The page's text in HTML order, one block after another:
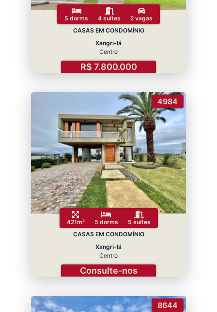
5 dorms 4 suítes
2 vagas
CASAS EM CONDOMÍNIO
Xangri-lá
Centro
R$ 7.800.000
4984
421m² 5 dorms
5 suítes
CASAS EM CONDOMÍNIO
Xangri-lá
Centro
Consulte-nos
8644